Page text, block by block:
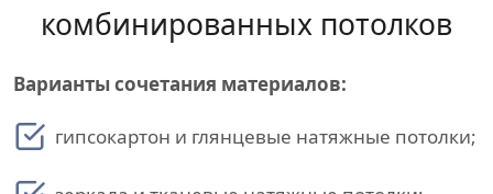
комбинированных потолков
Варианты сочетания материалов:
гипсокартон и глянцевые натяжные потолки;